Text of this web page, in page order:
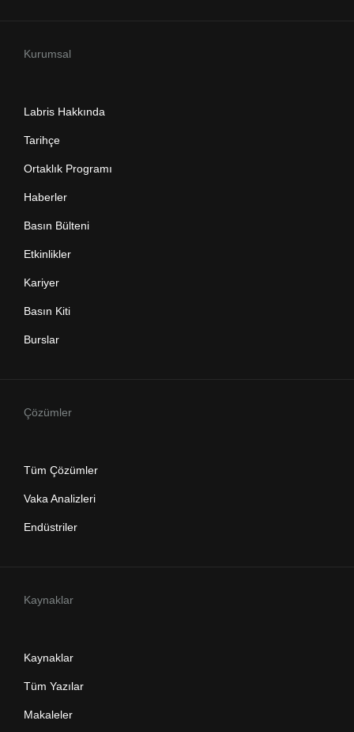
Kurumsal
Labris Hakkında
Tarihçe
Ortaklık Programı
Haberler
Basın Bülteni
Etkinlikler
Kariyer
Basın Kiti
Burslar
Çözümler
Tüm Çözümler
Vaka Analizleri
Endüstriler
Kaynaklar
Kaynaklar
Tüm Yazılar
Makaleler